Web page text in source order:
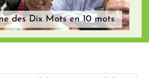
des Dix Mots en 10 mots